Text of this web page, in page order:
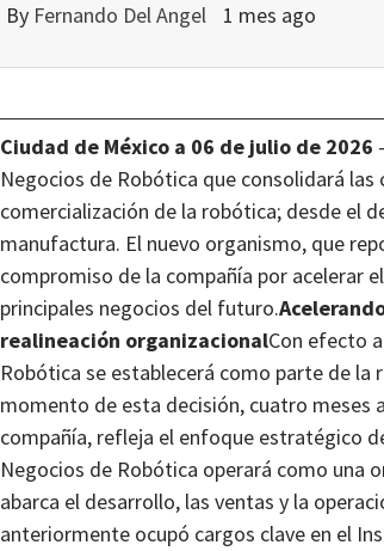
By Fernando Del Angel 1 mes ago
Ciudad de México a 06 de julio de 2026
Negocios de Robótica que consolidará las
comercialización de la robótica; desde el
manufactura. El nuevo organismo, que
compromiso de la compañía por acelerar
principales negocios del futuro.
realineación organizacionalCon efecto
Robótica se establecerá como parte de la
momento de esta decisión, cuatro meses
compañía, refleja el enfoque estratégico
Negocios de Robótica operará como una
abarca el desarrollo, las ventas y la
anteriormente ocupó cargos clave en el